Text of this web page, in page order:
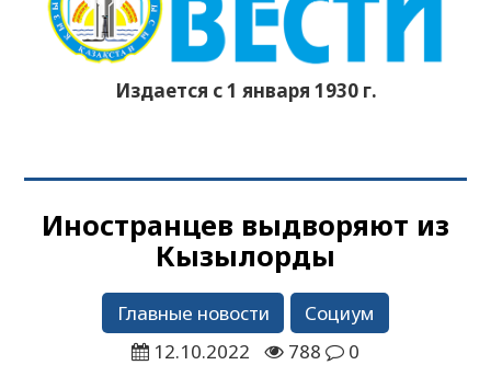
Издается с 1 января 1930 г.
Иностранцев выдворяют из
Кызылорды
Главные новости
Социум
12.10.2022
788 0